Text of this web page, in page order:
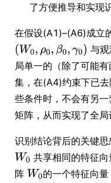
了方便推导和实现
在假设(A1)–(A6)成立
与
局单一的（除了可能
集，在(A4)约束下已
些条件时，不会有另
矩阵，从而实现了全局
识别结论背后的关键思
共享相同的特征
阵
的一个特征向量